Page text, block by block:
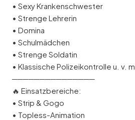
• Sexy Krankenschwester
• Strenge Lehrerin
• Domina
• Schulmädchen
• Strenge Soldatin
• Klassische Polizeikontrolle u. v. m.
───────────────
🔥 Einsatzbereiche:
• Strip & Gogo
• Topless-Animation